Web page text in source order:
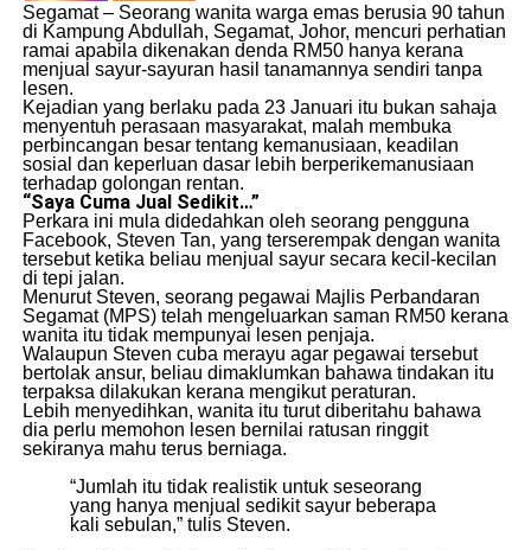
Segamat – Seorang wanita warga emas berusia 90 tahun
di Kampung Abdullah, Segamat, Johor, mencuri perhatian
ramai apabila dikenakan denda RM50 hanya kerana
menjual sayur-sayuran hasil tanamannya sendiri tanpa
lesen.
Kejadian yang berlaku pada 23 Januari itu bukan sahaja
menyentuh perasaan masyarakat, malah membuka
perbincangan besar tentang kemanusiaan, keadilan
sosial dan keperluan dasar lebih berperikemanusiaan
terhadap golongan rentan.
“Saya Cuma Jual Sedikit…”
Perkara ini mula didedahkan oleh seorang pengguna
Facebook, Steven Tan, yang terserempak dengan wanita
tersebut ketika beliau menjual sayur secara kecil-kecilan
di tepi jalan.
Menurut Steven, seorang pegawai Majlis Perbandaran
Segamat (MPS) telah mengeluarkan saman RM50 kerana
wanita itu tidak mempunyai lesen penjaja.
Walaupun Steven cuba merayu agar pegawai tersebut
bertolak ansur, beliau dimaklumkan bahawa tindakan itu
terpaksa dilakukan kerana mengikut peraturan.
Lebih menyedihkan, wanita itu turut diberitahu bahawa
dia perlu memohon lesen bernilai ratusan ringgit
sekiranya mahu terus berniaga.
“Jumlah itu tidak realistik untuk seseorang
yang hanya menjual sedikit sayur beberapa
kali sebulan,” tulis Steven.